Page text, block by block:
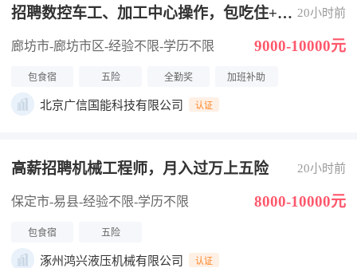
招聘数控车工、加工中心操作，包吃住+社 20小时前
廊坊市-廊坊市区-经验不限-学历不限 9000-10000元
包食宿 五险 全勤奖 加班补助
北京广信国能科技有限公司 认证
高薪招聘机械工程师，月入过万上五险 20小时前
保定市-易县-经验不限-学历不限 8000-10000元
包食宿 五险
涿州鸿兴液压机械有限公司 认证